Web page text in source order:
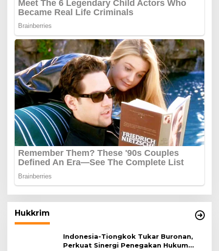
Hukkrim
Indonesia-Tiongkok Tukar Buronan,
Perkuat Sinergi Penegakan Hukum